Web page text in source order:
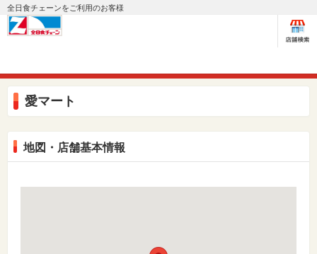
全日食チェーンをご利用のお客様
愛マート
地図・店舗基本情報